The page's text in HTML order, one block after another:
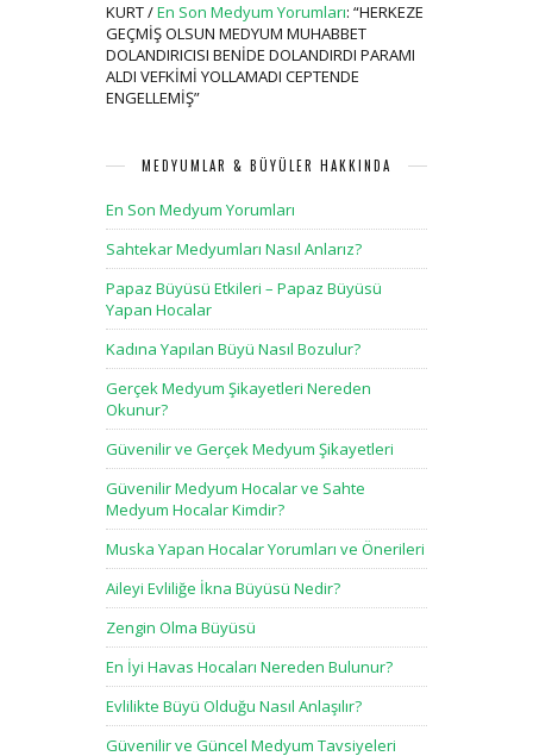
KURT/En Son Medyum Yorumları: “HERKEZE
GEÇMİŞ OLSUN MEDYUM MUHABBET
DOLANDIRICISI BENİDE DOLANDIRDI PARAMI
ALDI VEFKİMİ YOLLAMADI CEPTENDE
ENGELLEMİŞ”
MEDYUMLAR & BÜYÜLER HAKKINDA
En Son Medyum Yorumları
Sahtekar Medyumları Nasıl Anlarız?
Papaz Büyüsü Etkileri – Papaz Büyüsü
Yapan Hocalar
Kadına Yapılan Büyü Nasıl Bozulur?
Gerçek Medyum Şikayetleri Nereden
Okunur?
Güvenilir ve Gerçek Medyum Şikayetleri
Güvenilir Medyum Hocalar ve Sahte
Medyum Hocalar Kimdir?
Muska Yapan Hocalar Yorumları ve Önerileri
Aileyi Evliliğe İkna Büyüsü Nedir?
Zengin Olma Büyüsü
En İyi Havas Hocaları Nereden Bulunur?
Evlilikte Büyü Olduğu Nasıl Anlaşılır?
Güvenilir ve Güncel Medyum Tavsiyeleri